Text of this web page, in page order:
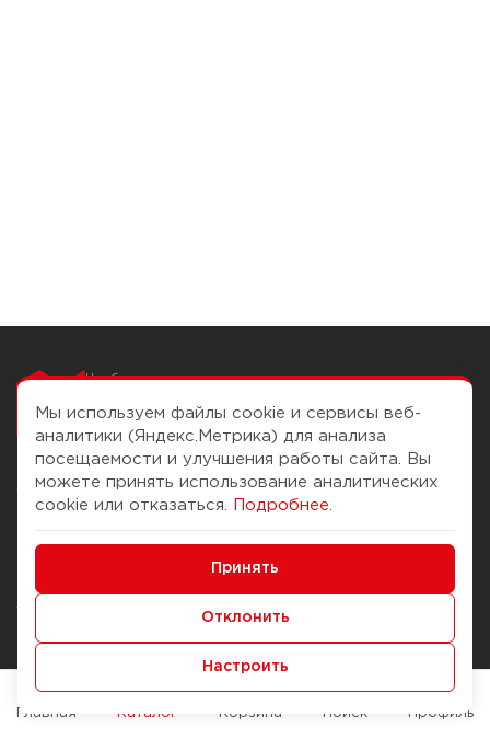
Чтобы вам легко
О компании
История Компании
Журнал
Наши марки
Брендирование
Помощь
Доставка и оплата
Способы оплаты
Служба контроля качества
Мы используем файлы cookie и сервисы веб-
аналитики (Яндекс.Метрика) для анализа
посещаемости и улучшения работы сайта. Вы
можете принять использование аналитических
cookie или отказаться.
Подробнее
Принять
Отклонить
Настроить
Главная Каталог Корзина Поиск Профиль